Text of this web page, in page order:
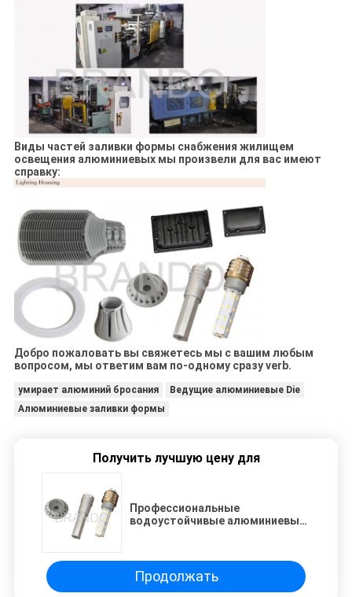
Виды частей заливки формы снабжения жилищем
освещения алюминиевых мы произвели для вас имеют
справку:
Добро пожаловать вы свяжетесь мы с вашим любым
вопросом, мы ответим вам по-одному сразу verb.
умирает алюминий бросания
Ведущие алюминиевые Die
Алюминиевые заливки формы
Получить лучшую цену для
Профессиональные
водоустойчивые алюминиевые
жилищем освещения
Продолжать